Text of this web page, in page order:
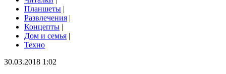
Планшеты |
Развлечения |
Концепты |
Дом и семья |
Техно
30.03.2018 1:02